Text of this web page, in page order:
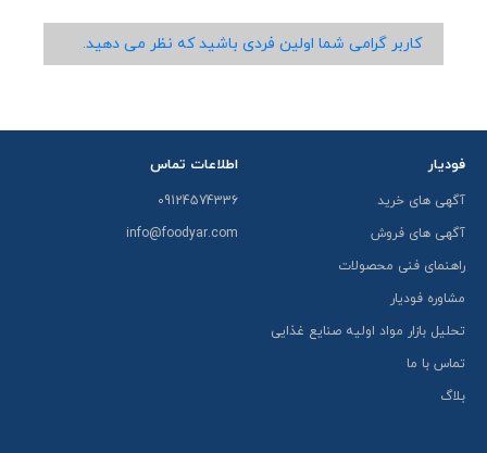
کاربر گرامی شما اولین فردی باشید که نظر می دهید.
فودیار
آگهی های خرید
آگهی های فروش
راهنمای فنی محصولات
مشاوره فودیار
تحلیل بازار مواد اولیه صنایع غذایی
تماس با ما
بلاگ
اطلاعات تماس
09124574336
info@foodyar.com